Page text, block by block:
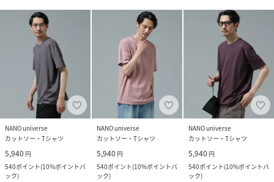
NANO universe
カットソー・Tシャツ
5,940 円
540ポイント(10%ポイントバ
ック)
NANO universe
カットソー・Tシャツ
5,940 円
540ポイント(10%ポイントバ
ック)
NANO universe
カットソー・Tシャツ
5,940 円
540ポイント(10%ポイントバ
ック)